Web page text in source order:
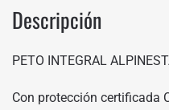
Descripción
PETO INTEGRAL
Con protección certificada